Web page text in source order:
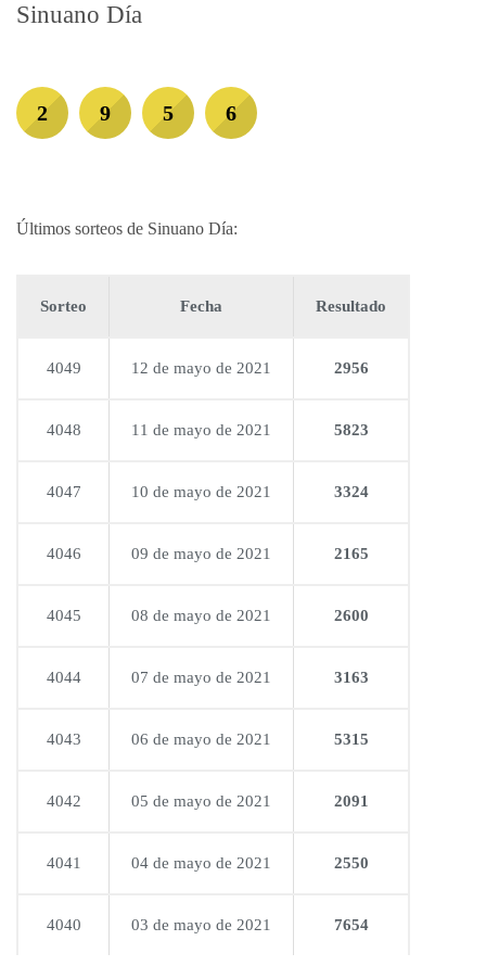
Sinuano Día
2 9 5 6
Últimos sorteos de Sinuano Día:
Sorteo Fecha Resultado
4049 12 de mayo de 2021 2956
4048 11 de mayo de 2021 5823
4047 10 de mayo de 2021 3324
4046 09 de mayo de 2021 2165
4045 08 de mayo de 2021 2600
4044 07 de mayo de 2021 3163
4043 06 de mayo de 2021 5315
4042 05 de mayo de 2021 2091
4041 04 de mayo de 2021 2550
4040 03 de mayo de 2021 7654